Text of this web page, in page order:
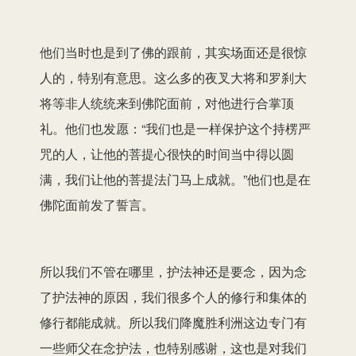
他们当时也是到了佛的跟前，其实场面还是很惊
人的，特别有意思。这么多的夜叉大将和罗刹大
将等非人统统来到佛陀面前，对他进行合掌顶
礼。他们也发愿：“我们也是一样保护这个持楞严
咒的人，让他的菩提心很快的时间当中得以圆
满，我们让他的菩提法门马上成就。”他们也是在
佛陀面前发了誓言。
所以我们不管在哪里，护法神还是要念，因为念
了护法神的原因，我们很多个人的修行和集体的
修行都能成就。所以我们降魔胜利洲这边专门有
一些师父在念护法，也特别感谢，这也是对我们